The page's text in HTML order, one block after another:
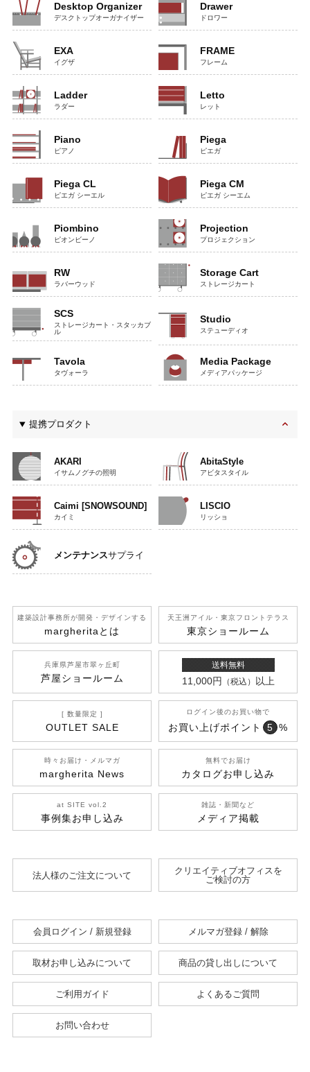
Desktop Organizer
デスクトップオーガナイザー
Drawer
ドロワー
EXA
イグザ
FRAME
フレーム
Ladder
ラダー
Letto
レット
Piano
ピアノ
Piega
ピエガ
Piega CL
ピエガ シーエル
Piega CM
ピエガ シーエム
Piombino
ピオンビーノ
Projection
プロジェクション
RW
ラバーウッド
Storage Cart
ストレージカート
SCS
ストレージカート・スタッカブ
ル
Studio
ステューディオ
Tavola
タヴォーラ
Media Package
メディアパッケージ
提携プロダクト
AKARI
イサムノグチの照明
AbitaStyle
アビタスタイル
Caimi [SNOWSOUND]
カイミ
LISCIO
リッショ
メンテナンスサプライ
建築設計事務所が開発 ・デザインする
margheritaとは
天王洲アイル ・東京フロントテラス
東京ショールーム
兵庫県芦屋市翠ヶ丘町
芦屋ショールーム
送料無料
11,000円 （税込） 以上
[ 数量限定 ]
OUTLET SALE
ログイン後のお買い物で
お買い上げポイント 5 %
時々お届け・メルマガ
margherita News
無料でお届け
カタログお申し込み
at SITE vol.2
事例集お申し込み
雑誌・新聞など
メディア掲載
法人様のご注文について
クリエイティブオフィスを
ご検討の方
会員ログイン / 新規登録 メルマガ登録 / 解除
取材お申し込みについて 商品の貸し出しについて
ご利用ガイド よくあるご質問
お問い合わせ